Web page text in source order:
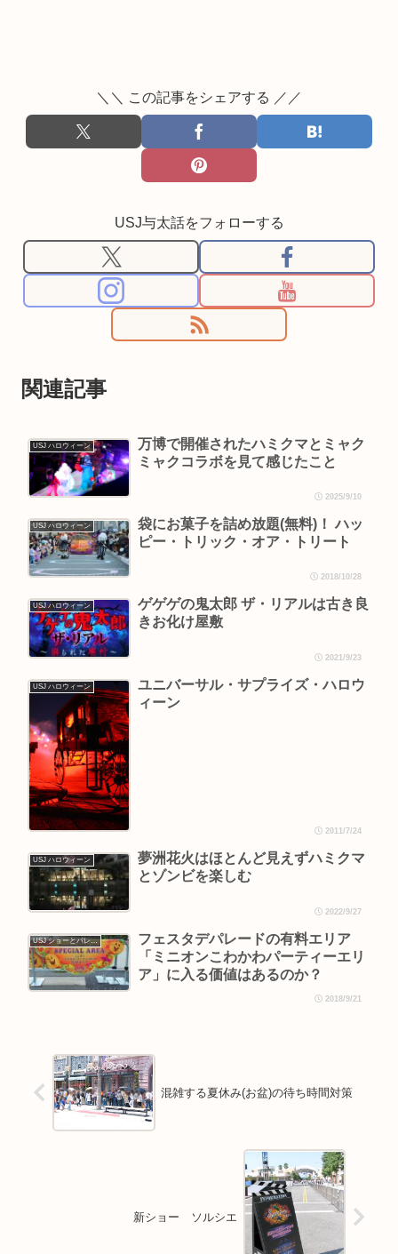
＼＼ この記事をシェアする ／／
USJ与太話をフォローする
関連記事
USJ ハロウィーン
万博で開催されたハミクマとミャク
ミャクコラボを見て感じたこと
2025/9/10
USJ ハロウィーン
袋にお菓子を詰め放題(無料)！ ハッ
ピー・トリック・オア・トリート
2018/10/28
USJ ハロウィーン
ゲゲゲの鬼太郎 ザ・リアルは古き良
きお化け屋敷
2021/9/23
USJ ハロウィーン
ユニバーサル・サプライズ・ハロウ
ィーン
2011/7/24
USJ ハロウィーン
夢洲花火はほとんど見えずハミクマ
とゾンビを楽しむ
2022/9/27
USJ ショーとパレード
フェスタデパレードの有料エリア
「ミニオンこわかわパーティーエリ
ア」に入る価値はあるのか？
2018/9/21
混雑する夏休み(お盆)の待ち時間対策
新ショー ソルシエ